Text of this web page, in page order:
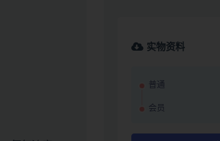
实物资料
普通
会员